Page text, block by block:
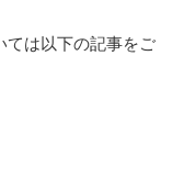
ては以下の記事をご